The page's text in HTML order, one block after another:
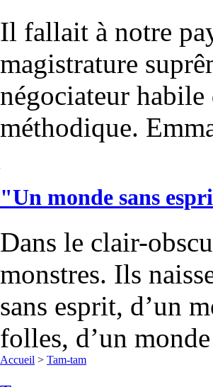
Il fallait à notre
magistrature
négociateur
méthodique.
"Un monde sans
Dans le clair-
monstres. Ils
sans esprit, d’un
folles, d’un
Accueil > Tam-tam